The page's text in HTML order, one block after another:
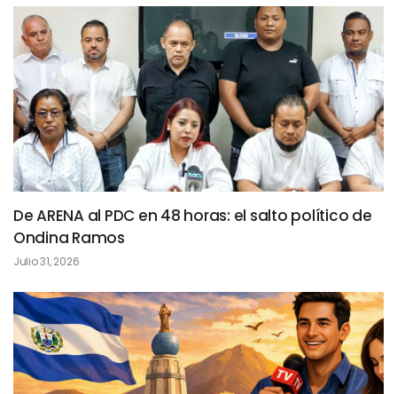
De ARENA al PDC en 48 horas: el salto político de
Ondina Ramos
Julio 31, 2026